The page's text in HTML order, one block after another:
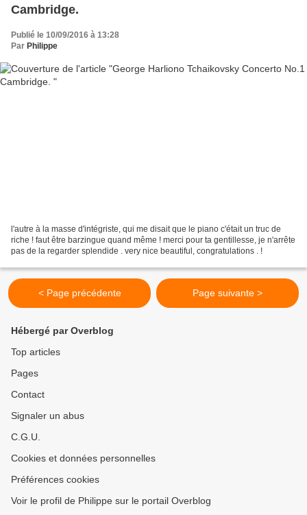
Cambridge.
Publié le 10/09/2016 à 13:28
Par Philippe
l'autre à la masse d'intégriste, qui me disait que le piano c'était un truc de
riche ! faut être barzingue quand même ! merci pour ta gentillesse, je n'arrête
pas de la regarder splendide . very nice beautiful, congratulations . !
< Page précédente Page suivante >
Hébergé par Overblog
Top articles
Pages
Contact
Signaler un abus
C.G.U.
Cookies et données personnelles
Préférences cookies
Voir le profil de Philippe sur le portail Overblog